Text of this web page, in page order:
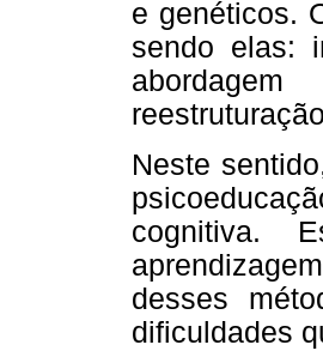
e genéticos.
sendo elas:
Neste
cognitiva.
desses
dificuldades